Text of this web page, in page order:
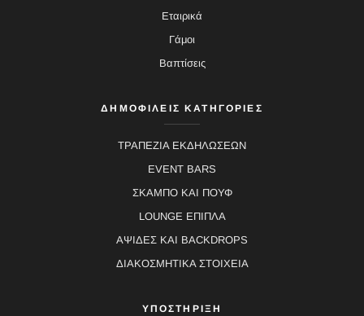
Εταιρικά
Γάμοι
Βαπτίσεις
ΔΗΜΟΦΙΛΕΙΣ ΚΑΤΗΓΟΡΙΕΣ
ΤΡΑΠΕΖΙΑ ΕΚΔΗΛΩΣΕΩΝ
EVENT BARS
ΣΚΑΜΠΟ ΚΑΙ ΠΟΥΦ
LOUNGE ΕΠΙΠΛΑ
ΑΨΙΔΕΣ ΚΑΙ BACKDROPS
ΔΙΑΚΟΣΜΗΤΙΚΑ ΣΤΟΙΧΕΙΑ
ΥΠΟΣΤΗΡΙΞΗ